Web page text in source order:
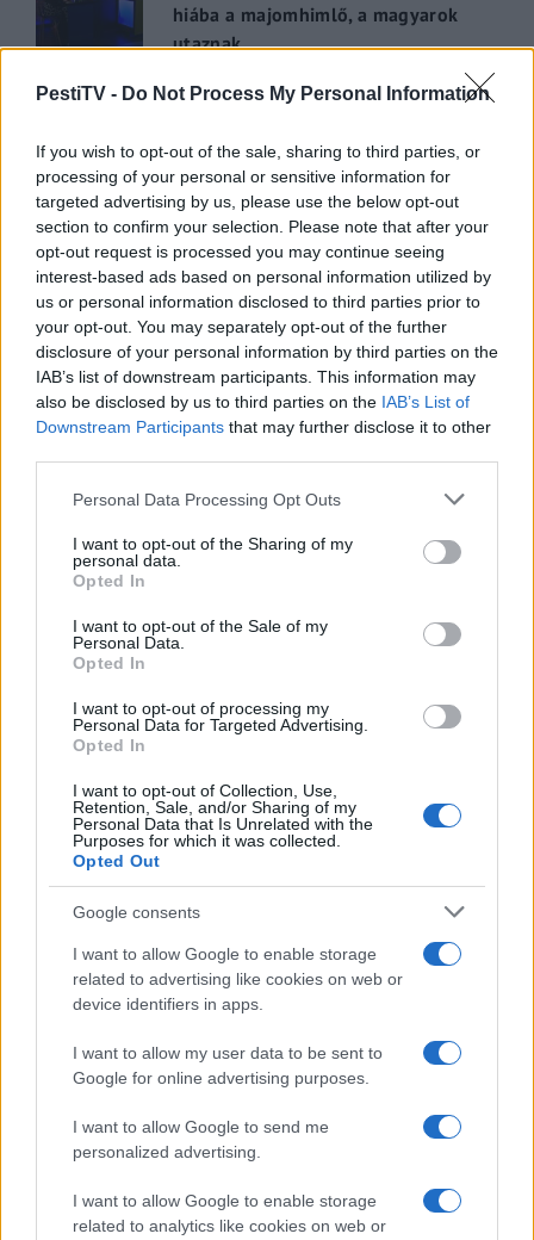
PestiTV - Do Not Process My Personal Information
If you wish to opt-out of the sale, sharing to third parties, or
processing of your personal or sensitive information for
targeted advertising by us, please use the below opt-out
section to confirm your selection. Please note that after your
opt-out request is processed you may continue seeing
interest-based ads based on personal information utilized by
us or personal information disclosed to third parties prior to
your opt-out. You may separately opt-out of the further
disclosure of your personal information by third parties on the
IAB’s list of downstream participants. This information may
also be disclosed by us to third parties on the IAB’s List of
Downstream Participants that may further disclose it to other
Please note that this website/app uses one or more Google
not limited to your visit or usage behaviour. You may click to
grant or deny consent to Google and its third-party tags to
use your data for below specified purposes in below Google
consent section.
Personal Data Processing Opt Outs
I want to opt-out of the Sharing of my
personal data.
Opted In
I want to opt-out of the Sale of my
Personal Data.
Opted In
I want to opt-out of processing my
Personal Data for Targeted Advertising.
Opted In
I want to opt-out of Collection, Use,
Retention, Sale, and/or Sharing of my
Personal Data that Is Unrelated with the
Purposes for which it was collected.
Opted Out
Google consents
I want to allow Google to enable storage
related to advertising like cookies on web or
device identifiers in apps.
I want to allow my user data to be sent to
Google for online advertising purposes.
I want to allow Google to send me
personalized advertising.
I want to allow Google to enable storage
related to analytics like cookies on web or
hiába a majomhimlő, a magyarok
utaznak
Kiderült Geszler Dorottya
szépségének titka
2022.05.31.
GERILLA BÁR PESTITV
Erdélyi turnéra indul a Sárik Péter
Trió
2022.05.31.
FŐCÍM
Libernyákok
Számok és tények
elemző műsor a baloldal hazugságairól
talk-show